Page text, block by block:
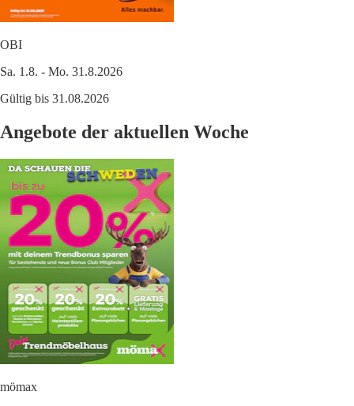
OBI
Sa. 1.8. - Mo. 31.8.2026
Gültig bis 31.08.2026
Angebote der aktuellen Woche
mömax